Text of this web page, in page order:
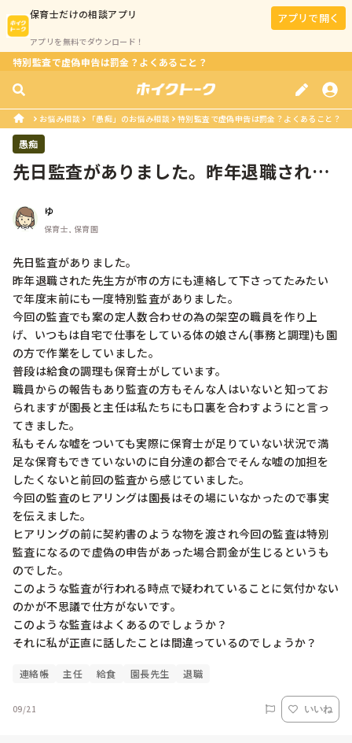
保育士だけの相談アプリ
アプリを無料でダウンロード！
アプリで開く
特別監査で虚偽申告は罰金？よくあること？
お悩み相談 「愚痴」のお悩み相談 特別監査で虚偽申告は罰金？よくあること？
愚痴
先日監査がありました。昨年退職された
ゆ
保育士, 保育園
先日監査がありました。
昨年退職された先生方が市の方にも連絡して下さってたみたい
で年度末前にも一度特別監査がありました。
今回の監査でも案の定人数合わせの為の架空の職員を作り上
げ、いつもは自宅で仕事をしている体の娘さん(事務と調理)も園
の方で作業をしていました。
普段は給食の調理も保育士がしています。
職員からの報告もあり監査の方もそんな人はいないと知ってお
られますが園長と主任は私たちにも口裏を合わすようにと言っ
てきました。
私もそんな嘘をついても実際に保育士が足りていない状況で満
足な保育もできていないのに自分達の都合でそんな嘘の加担を
したくないと前回の監査から感じていました。
今回の監査のヒアリングは園長はその場にいなかったので事実
を伝えました。
ヒアリングの前に契約書のような物を渡され今回の監査は特別
監査になるので虚偽の申告があった場合罰金が生じるというも
のでした。
このような監査が行われる時点で疑われていることに気付かない
のかが不思議で仕方がないです。
このような監査はよくあるのでしょうか？
それに私が正直に話したことは間違っているのでしょうか？
連絡帳 主任 給食 園長先生 退職
09/21 いいね